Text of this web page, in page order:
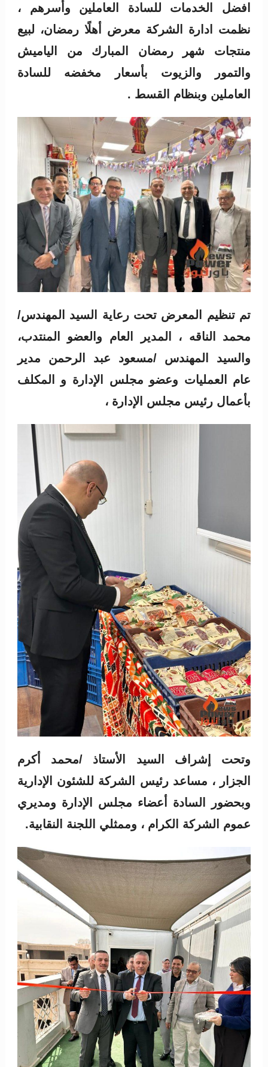
افضل الخدمات للسادة العاملين وأسرهم ،
نظمت ادارة الشركة معرض أهلًا رمضان، لبيع
منتجات شهر رمضان المبارك من الياميش
والتمور والزيوت بأسعار مخفضه للسادة
العاملين وبنظام القسط .
تم تنظيم المعرض تحت رعاية السيد المهندس/
محمد الناقه ، المدير العام والعضو المنتدب،
والسيد المهندس /مسعود عبد الرحمن مدير
عام العمليات وعضو مجلس الإدارة و المكلف
بأعمال رئيس مجلس الإدارة ،
وتحت إشراف السيد الأستاذ /محمد أكرم
الجزار ، مساعد رئيس الشركة للشئون الإدارية
وبحضور السادة أعضاء مجلس الإدارة ومديري
عموم الشركة الكرام ، وممثلي اللجنة النقابية.